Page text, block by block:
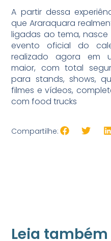
A partir dessa
que Araraquara
ligadas ao tema,
evento oficial do
realizado agora em
maior, com total
para stands, shows,
filmes e vídeos,
com food trucks
Compartilhe:
Leia também